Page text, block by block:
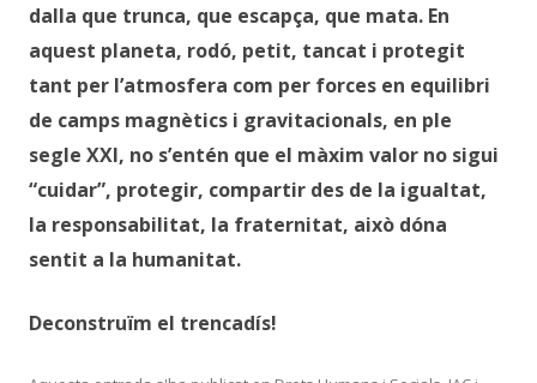
dalla que trunca, que escapça, que mata. En
aquest planeta, rodó, petit, tancat i protegit
tant per l’atmosfera com per forces en equilibri
de camps magnètics i gravitacionals, en ple
segle XXI, no s’entén que el màxim valor no sigui
“cuidar”, protegir, compartir des de la igualtat,
la responsabilitat, la fraternitat, això dóna
sentit a la humanitat.
Deconstruïm el trencadís!